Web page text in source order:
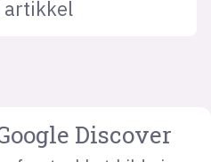
artikkel
Discover